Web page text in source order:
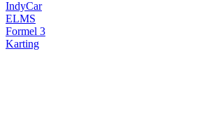
IndyCar
ELMS
Formel 3
Karting